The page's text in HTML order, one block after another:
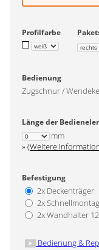
Profilfarbe
Bedienung
Zugschnur /
Länge der
mm
(Weitere
Befestigung
2xDeckenträger
2x
2xWandhalter
Bedienung &